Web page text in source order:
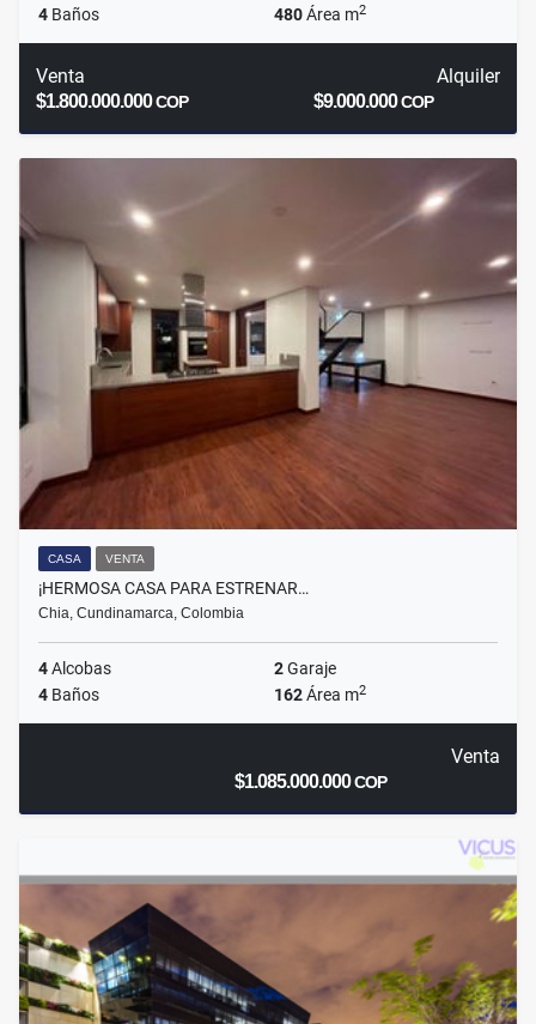
4 Baños 480Área m2
Venta
$1.800.000.000COP
Alquiler
$9.000.000COP
CASA VENTA
¡HERMOSA CASA PARA ESTRENAR…
Chia, Cundinamarca, Colombia
4Alcobas 2Garaje
4 Baños 162Área m2
Venta
$1.085.000.000COP